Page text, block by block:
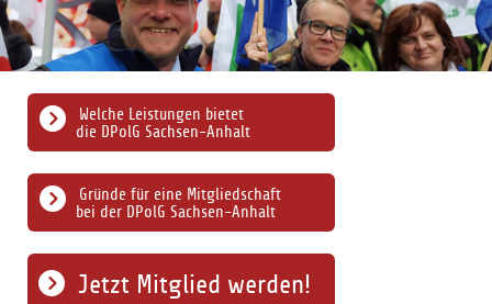
Gründe für eine Mitgliedschaft
bei der DPolG Sachsen-Anhalt
Welche Leistungen bietet
die DPolG Sachsen-Anhalt
Jetzt Mitglied werden!